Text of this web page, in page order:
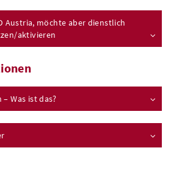
Austria, möchte aber dienstlich
aktivieren
– Was ist das?